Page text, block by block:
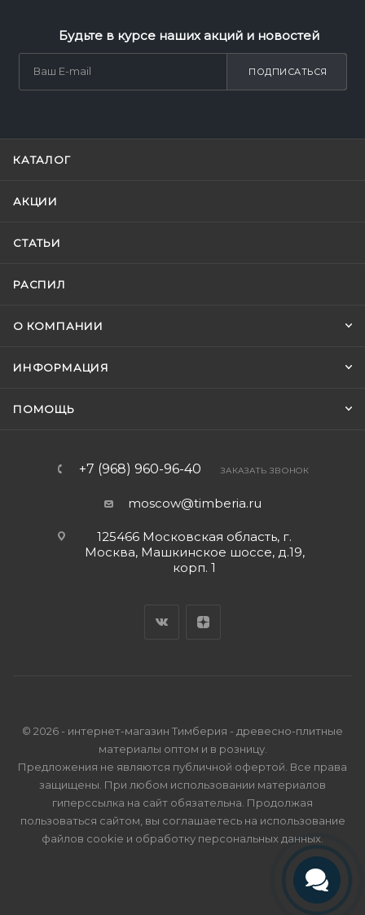
Будьте в курсе наших акций и новостей
ПОДПИСАТЬСЯ
КАТАЛОГ
АКЦИИ
СТАТЬИ
РАСПИЛ
О КОМПАНИИ
ИНФОРМАЦИЯ
ПОМОЩЬ
+7 (968) 960-96-40 ЗАКАЗАТЬ ЗВОНОК
moscow@timberia.ru
125466 Московская область, г.
Москва, Машкинское шоссе, д.19,
корп. 1
© 2026 - интернет-магазин Тимберия - древесно-плитные
материалы оптом и в розницу.
Предложения не являются публичной офертой. Все права
защищены. При любом использовании материалов
гиперссылка на сайт обязательна. Продолжая
пользоваться сайтом, вы соглашаетесь на использование
файлов cookie и обработку персональных данных